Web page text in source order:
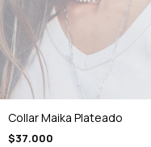
Collar Maika Plateado
$37.000